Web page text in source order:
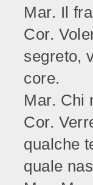
Mar. Il
Cor.
segreto,
core.
Mar. Chi
Cor.
qualche
quale